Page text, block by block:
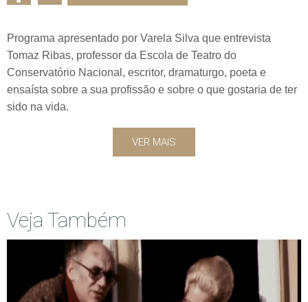
Programa apresentado por Varela Silva que entrevista
Tomaz Ribas, professor da Escola de Teatro do
Conservatório Nacional, escritor, dramaturgo, poeta e
ensaísta sobre a sua profissão e sobre o que gostaria de ter
sido na vida.
VER MAIS
Veja Também